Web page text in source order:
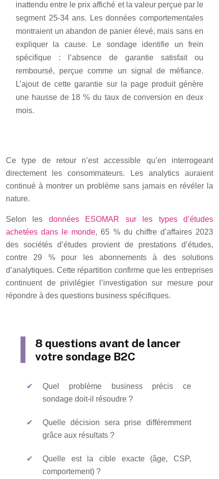
inattendu entre le prix affiché et la valeur perçue par le
segment 25-34 ans. Les données comportementales
montraient un abandon de panier élevé, mais sans en
expliquer la cause. Le sondage identifie un frein
spécifique : l’absence de garantie satisfait ou
remboursé, perçue comme un signal de méfiance.
L’ajout de cette garantie sur la page produit génère
une hausse de 18 % du taux de conversion en deux
mois.
Ce type de retour n’est accessible qu’en interrogeant
directement les consommateurs. Les analytics auraient
continué à montrer un problème sans jamais en révéler la
nature.
Selon les données ESOMAR sur les types d’études
achetées dans le monde, 65 % du chiffre d’affaires 2023
des sociétés d’études provient de prestations d’études,
contre 29 % pour les abonnements à des solutions
d’analytiques. Cette répartition confirme que les entreprises
continuent de privilégier l’investigation sur mesure pour
répondre à des questions business spécifiques.
8 questions avant de lancer
votre sondage B2C
Quel problème business précis ce
sondage doit-il résoudre ?
Quelle décision sera prise différemment
grâce aux résultats ?
Quelle est la cible exacte (âge, CSP,
comportement) ?